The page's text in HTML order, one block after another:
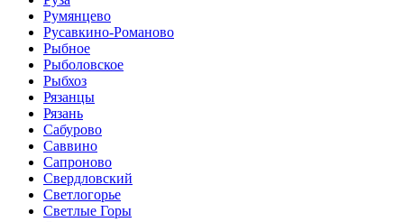
Румянцево
Русавкино-Романово
Рыбное
Рыболовское
Рыбхоз
Рязанцы
Рязань
Сабурово
Саввино
Сапроново
Свердловский
Светлогорье
Светлые Горы